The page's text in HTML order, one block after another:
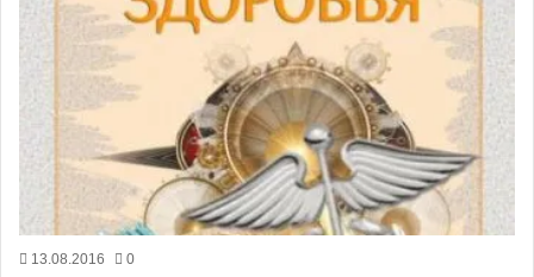
13.08.2016 0